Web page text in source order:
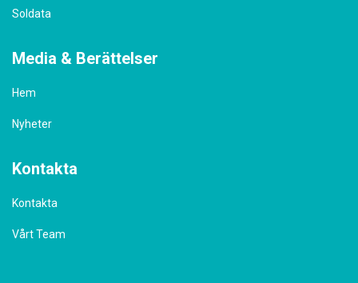
Soldata
Media & Berättelser
Hem
Nyheter
Kontakta
Kontakta
Vårt Team